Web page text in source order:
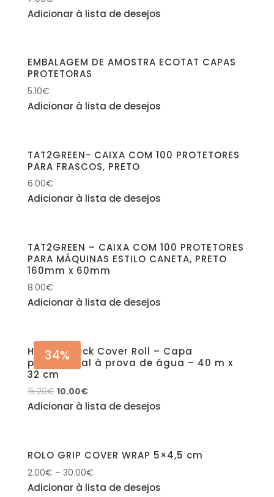
Adicionar à lista de desejos
EMBALAGEM DE AMOSTRA ECOTAT CAPAS
PROTETORAS
5.10€
Adicionar à lista de desejos
TAT2GREEN- CAIXA COM 100 PROTETORES
PARA FRASCOS, PRETO
6.00€
Adicionar à lista de desejos
TAT2GREEN – CAIXA COM 100 PROTETORES
PARA MÁQUINAS ESTILO CANETA, PRETO
160mm x 60mm
8.00€
Adicionar à lista de desejos
34%
Hornet Black Cover Roll – Capa
profissional à prova de água – 40 m x
32 cm
15.20€ 10.00€
Adicionar à lista de desejos
ROLO GRIP COVER WRAP 5×4,5 cm
2.00€ – 30.00€
Adicionar à lista de desejos